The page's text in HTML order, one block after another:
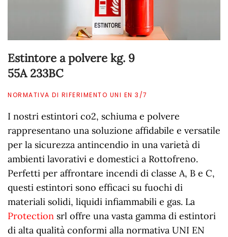
Estintore a polvere kg. 9
55A 233BC
NORMATIVA DI RIFERIMENTO UNI EN 3/7
I nostri estintori co2, schiuma e polvere
rappresentano una soluzione affidabile e versatile
per la sicurezza antincendio in una varietà di
ambienti lavorativi e domestici a Rottofreno.
Perfetti per affrontare incendi di classe A, B e C,
questi estintori sono efficaci su fuochi di
materiali solidi, liquidi infiammabili e gas. La
Protection srl offre una vasta gamma di estintori
di alta qualità conformi alla normativa UNI EN